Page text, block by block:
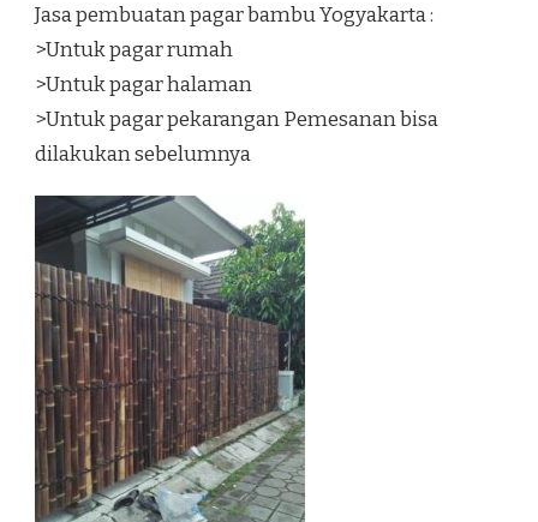
Jasa pembuatan pagar bambu Yogyakarta :
>Untuk pagar rumah
>Untuk pagar halaman
>Untuk pagar pekarangan Pemesanan bisa
dilakukan sebelumnya